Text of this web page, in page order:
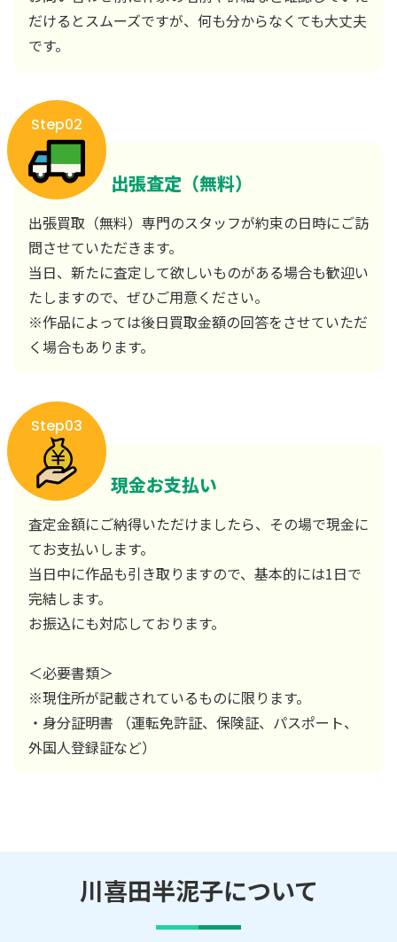
だけるとスムーズですが、何も分からなくても大丈夫
です。
Step02
出張査定（無料）
出張買取（無料）専門のスタッフが約束の日時にご訪
問させていただきます。
当日、新たに査定して欲しいものがある場合も歓迎い
たしますので、ぜひご用意ください。
※作品によっては後日買取金額の回答をさせていただ
く場合もあります。
Step03
現金お支払い
査定金額にご納得いただけましたら、その場で現金に
てお支払いします。
当日中に作品も引き取りますので、基本的には1日で
完結します。
お振込にも対応しております。
＜必要書類＞
※現住所が記載されているものに限ります。
・身分証明書 （運転免許証、保険証、パスポート、
外国人登録証など）
川喜田半泥子について